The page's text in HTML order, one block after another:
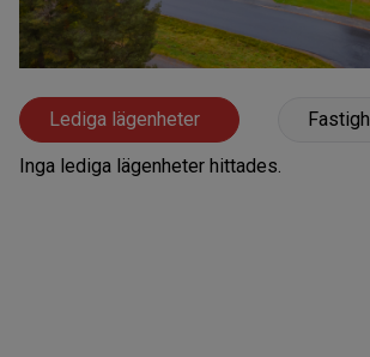
Lediga lägenheter
Inga lediga lägenheter hittades.